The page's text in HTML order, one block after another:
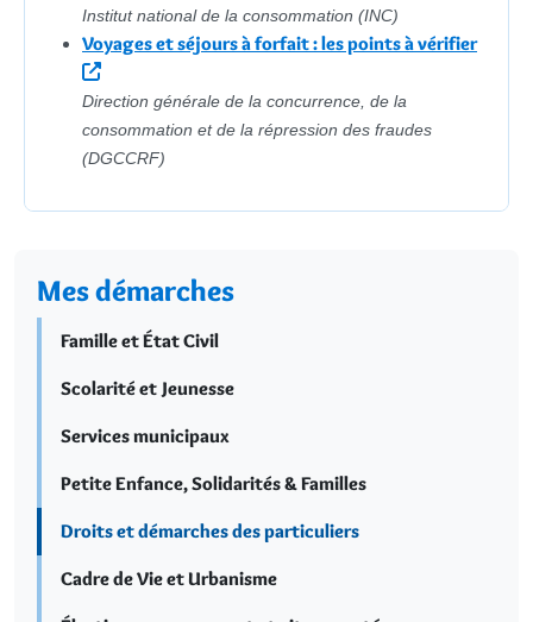
Institut national de la consommation (INC)
Voyages et séjours à forfait : les points à vérifier
Direction générale de la concurrence, de la
consommation et de la répression des fraudes
(DGCCRF)
Mes démarches
Famille et État Civil
Scolarité et Jeunesse
Services municipaux
Petite Enfance, Solidarités & Familles
Droits et démarches des particuliers
Cadre de Vie et Urbanisme